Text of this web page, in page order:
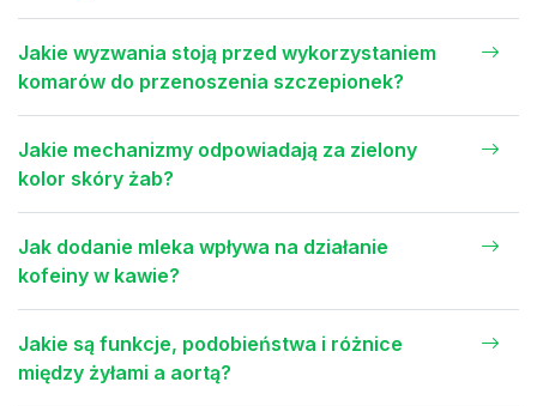
Jakie wyzwania stoją przed wykorzystaniem
komarów do przenoszenia szczepionek?
Jakie mechanizmy odpowiadają za zielony
kolor skóry żab?
Jak dodanie mleka wpływa na działanie
kofeiny w kawie?
Jakie są funkcje, podobieństwa i różnice
między żyłami a aortą?